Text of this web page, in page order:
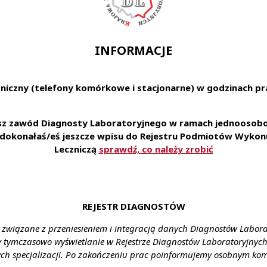
INFORMACJE
(telefony komórkowe i stacjonarne) w godzinach
zawód Diagnosty Laboratoryjnego w ramach
eś jeszcze wpisu do Rejestru Podmiotów
Leczniczą sprawdź, co należy zrobić
REJESTR DIAGNOSTÓW
z przeniesieniem i integracją danych Diagnostów
tymczasowo wyświetlanie w Rejestrze Diagnostów
specjalizacji. Po zakończeniu prac poinformujemy osobnym
Oława, ul. Baczyńskiego 1
Zatrudnimy diagnostę laboratoryjnego na
zawodu do Pracowni Mikrobiologii.
prawem wykonywania zawodu
o pracęWymiar czasu pracy:Pełny etat
nazwisko: Maria Kamińska Telefon: 71 301 13 64 E-mail: